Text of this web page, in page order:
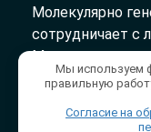
Молекулярно
сотрудничает с
Медицинская
03.10.2018
Политика
Мы используем
правильную
Согласие на